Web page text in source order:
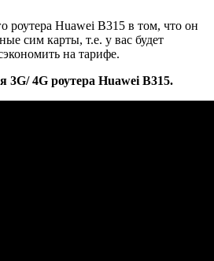
Huawei B315 в том, что он
сим карты, т.е. у вас будет
на тарифе.
3G/ 4G роутера Huawei B315.